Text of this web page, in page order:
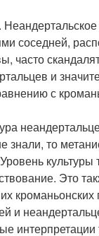
соседней,
часто
и
с
знали, то
культуры
Это
и
интерпретации